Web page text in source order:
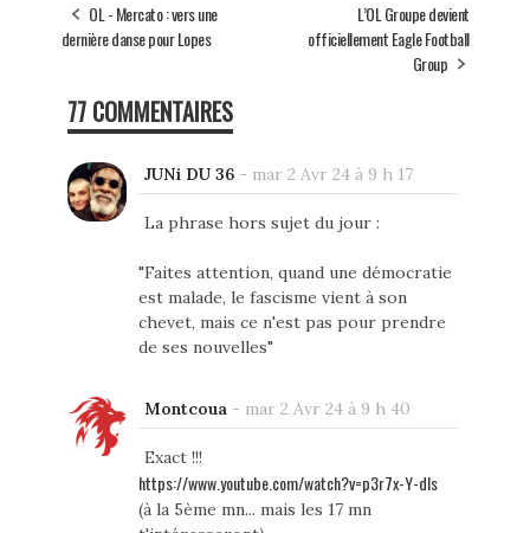
OL - Mercato : vers une
dernière danse pour Lopes
L’OL Groupe devient
officiellement Eagle Football
Group
77 COMMENTAIRES
JUNi DU 36- mar 2 Avr 24 à 9 h 17
La phrase hors sujet du jour :
"Faites attention, quand une démocratie
est malade, le fascisme vient à son
chevet, mais ce n'est pas pour prendre
de ses nouvelles"
Montcoua- mar 2 Avr 24 à 9 h 40
Exact !!!
https://www.youtube.com/watch?v=p3r7x-Y-dls
(à la 5ème mn... mais les 17 mn